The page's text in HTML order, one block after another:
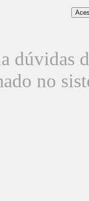
dúvidas
no